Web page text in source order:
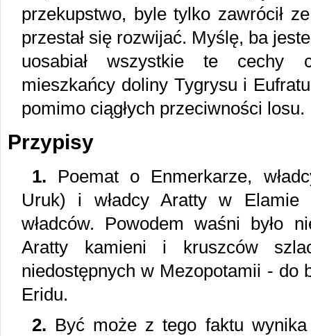
przekupstwo, byle tylko zawrócił
przestał się rozwijać. Myślę, ba
uosabiał wszystkie te cechy
mieszkańcy doliny Tygrysu i
pomimo ciągłych przeciwności losu.
Przypisy
1. Poemat o Enmerkarze,
Uruk) i władcy Aratty w Elamie
władców. Powodem waśni było
Aratty kamieni i kruszców
niedostępnych w Mezopotamii - do
Eridu.
2. Być może z tego faktu